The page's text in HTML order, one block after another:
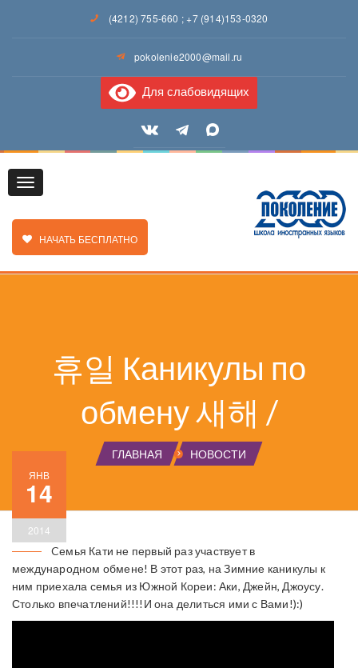
(4212) 755-660 ;+7 (914)153-0320
pokolenie2000@mail.ru
Для слабовидящих
Toggle
ЗАКАЗАТЬ ЗВОНОК
НАЧАТЬ БЕСПЛАТНО
휴일 Каникулы по
обмену 새해 /
ГЛАВНАЯ НОВОСТИ
ЯНВ
14
2014
Cемья Кати не первый раз участвует в
международном обмене! В этот раз, на Зимние каникулы к
ним приехала семья из Южной Кореи: Аки, Джейн, Джоусу.
Столько впечатлений!!!!И она делиться ими с Вами!):)